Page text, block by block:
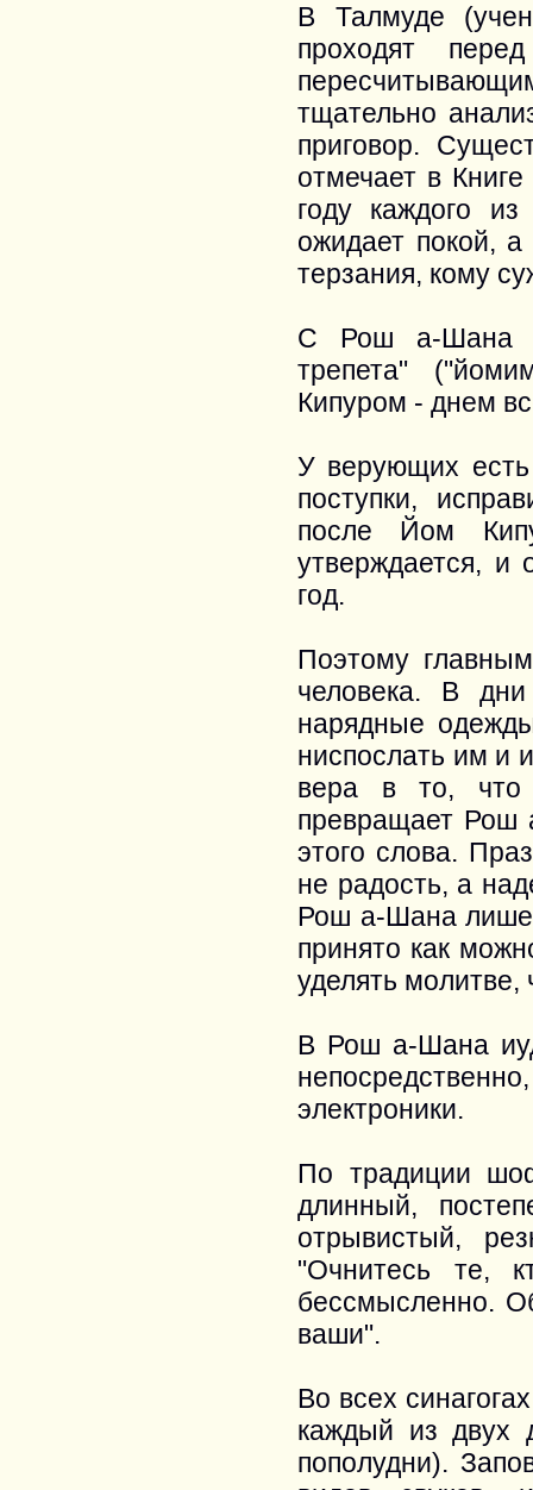
В Талмуде
проходят
тщательно
приговор.
отмечает в
году каждого
ожидает покой, а
терзания, кому
С Рош а-Шана
трепета"
Кипуром - днем
У верующих есть
поступки,
после Йом
утверждается, и
год.
Поэтому
человека. В
нарядные
ниспослать им и
вера в то, что
превращает Рош
этого слова.
не радость, а
Рош а-Шана
принято как
уделять
В Рош а-Шана
электроники.
По традиции
длинный,
отрывистый,
"Очнитесь те,
бессмысленно.
ваши".
Во всех
каждый из двух
пополудни).